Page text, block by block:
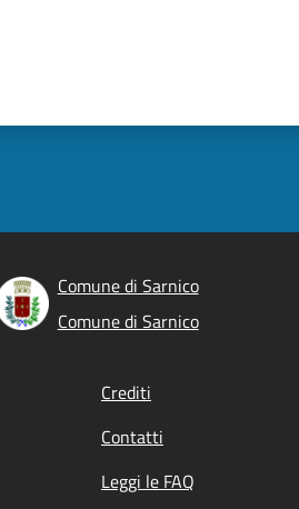
Comune di Sarnico
Comune di Sarnico
Crediti
Contatti
Leggi le FAQ